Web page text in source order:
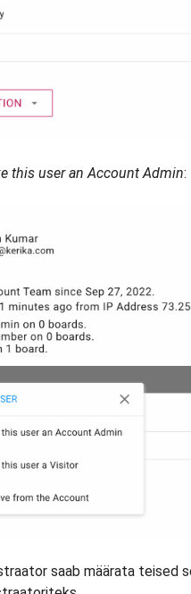
this user an Account Admin:
saab määrata teised